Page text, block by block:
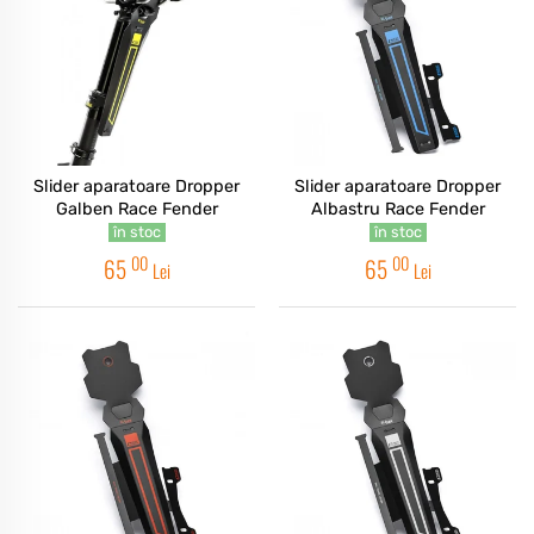
Slider aparatoare Dropper
Galben Race Fender
în stoc
65 00 Lei
Slider aparatoare Dropper
Albastru Race Fender
în stoc
65 00 Lei